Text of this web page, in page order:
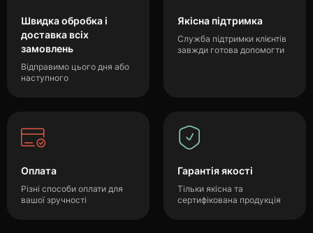
Швидка обробка і
доставка всіх
замовлень
Відправимо цього дня або
наступного
Якісна підтримка
Служба підтримки клієнтів
завжди готова допомогти
Оплата
Різні способи оплати для
вашої зручності
Гарантія якості
Тільки якісна та
сертифікована продукція